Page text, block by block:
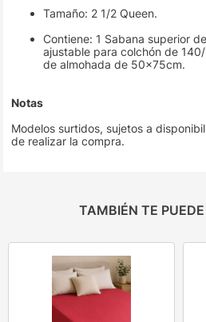
Tamaño: 2 1/2 Queen.
Contiene: 1 Sabana superior
ajustable para colchón de
de almohada de 50x75cm.
Notas
Modelos surtidos, sujetos a
de realizar la compra.
TAMBIÉN TE